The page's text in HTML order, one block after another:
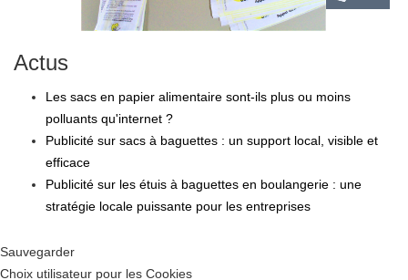
Actus
Les sacs en papier alimentaire sont-ils plus ou moins
polluants qu'internet ?
Publicité sur sacs à baguettes : un support local, visible et
efficace
Publicité sur les étuis à baguettes en boulangerie : une
stratégie locale puissante pour les entreprises
Sauvegarder
Choix utilisateur pour les Cookies